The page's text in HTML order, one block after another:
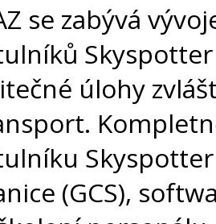
se zabývá
úlohy
(GCS),